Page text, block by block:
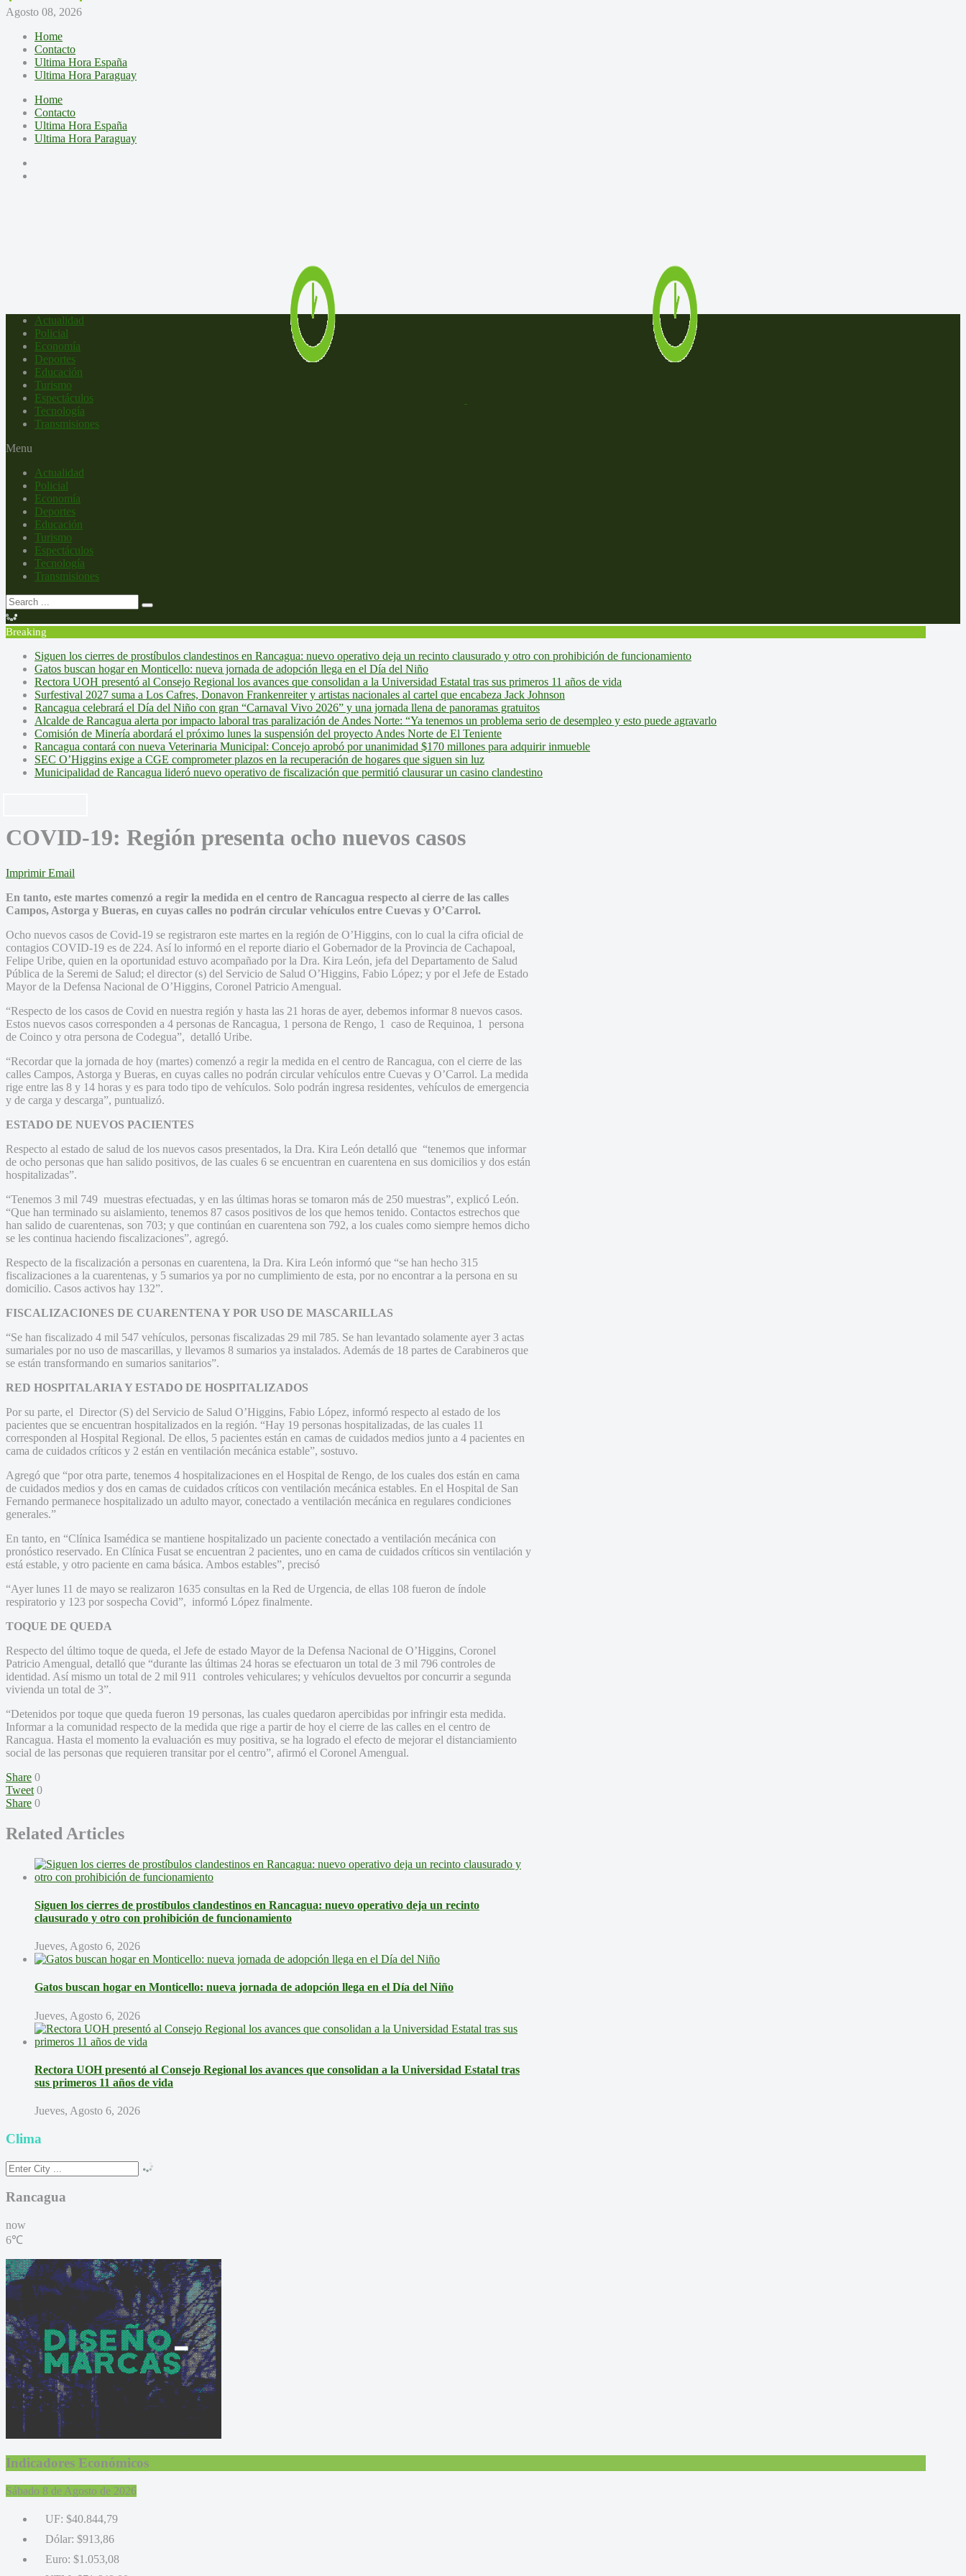
Agosto 08, 2026
Home
Contacto
Ultima Hora España
Ultima Hora Paraguay
Home
Contacto
Ultima Hora España
Ultima Hora Paraguay
Actualidad
Policial
Economía
Deportes
Educación
Turismo
Espectáculos
Tecnología
Transmisiones
Menu
Actualidad
Policial
Economía
Deportes
Educación
Turismo
Espectáculos
Tecnología
Transmisiones
Breaking
Siguen los cierres de prostíbulos clandestinos en Rancagua: nuevo operativo deja un recinto clausurado y otro con prohibición de funcionamiento
Gatos buscan hogar en Monticello: nueva jornada de adopción llega en el Día del Niño
Rectora UOH presentó al Consejo Regional los avances que consolidan a la Universidad Estatal tras sus primeros 11 años de vida
Surfestival 2027 suma a Los Cafres, Donavon Frankenreiter y artistas nacionales al cartel que encabeza Jack Johnson
Rancagua celebrará el Día del Niño con gran “Carnaval Vivo 2026” y una jornada llena de panoramas gratuitos
Alcalde de Rancagua alerta por impacto laboral tras paralización de Andes Norte: “Ya tenemos un problema serio de desempleo y esto puede agravarlo
Comisión de Minería abordará el próximo lunes la suspensión del proyecto Andes Norte de El Teniente
Rancagua contará con nueva Veterinaria Municipal: Concejo aprobó por unanimidad $170 millones para adquirir inmueble
SEC O’Higgins exige a CGE comprometer plazos en la recuperación de hogares que siguen sin luz
Municipalidad de Rancagua lideró nuevo operativo de fiscalización que permitió clausurar un casino clandestino
COVID-19: Región presenta ocho nuevos casos
Imprimir Email
En tanto, este martes comenzó a regir la medida en el centro de Rancagua respecto al cierre de las calles
Campos, Astorga y Bueras, en cuyas calles no podrán circular vehículos entre Cuevas y O’Carrol.
Ocho nuevos casos de Covid-19 se registraron este martes en la región de O’Higgins, con lo cual la cifra oficial de
contagios COVID-19 es de 224. Así lo informó en el reporte diario el Gobernador de la Provincia de Cachapoal,
Felipe Uribe, quien en la oportunidad estuvo acompañado por la Dra. Kira León, jefa del Departamento de Salud
Pública de la Seremi de Salud; el director (s) del Servicio de Salud O’Higgins, Fabio López; y por el Jefe de Estado
Mayor de la Defensa Nacional de O’Higgins, Coronel Patricio Amengual.
“Respecto de los casos de Covid en nuestra región y hasta las 21 horas de ayer, debemos informar 8 nuevos casos.
Estos nuevos casos corresponden a 4 personas de Rancagua, 1 persona de Rengo, 1 caso de Requinoa, 1 persona
de Coinco y otra persona de Codegua”, detalló Uribe.
“Recordar que la jornada de hoy (martes) comenzó a regir la medida en el centro de Rancagua, con el cierre de las
calles Campos, Astorga y Bueras, en cuyas calles no podrán circular vehículos entre Cuevas y O’Carrol. La medida
rige entre las 8 y 14 horas y es para todo tipo de vehículos. Solo podrán ingresa residentes, vehículos de emergencia
y de carga y descarga”, puntualizó.
ESTADO DE NUEVOS PACIENTES
Respecto al estado de salud de los nuevos casos presentados, la Dra. Kira León detalló que “tenemos que informar
de ocho personas que han salido positivos, de las cuales 6 se encuentran en cuarentena en sus domicilios y dos están
hospitalizadas”.
“Tenemos 3 mil 749 muestras efectuadas, y en las últimas horas se tomaron más de 250 muestras”, explicó León.
“Que han terminado su aislamiento, tenemos 87 casos positivos de los que hemos tenido. Contactos estrechos que
han salido de cuarentenas, son 703; y que continúan en cuarentena son 792, a los cuales como siempre hemos dicho
se les continua haciendo fiscalizaciones”, agregó.
Respecto de la fiscalización a personas en cuarentena, la Dra. Kira León informó que “se han hecho 315
fiscalizaciones a la cuarentenas, y 5 sumarios ya por no cumplimiento de esta, por no encontrar a la persona en su
domicilio. Casos activos hay 132”.
FISCALIZACIONES DE CUARENTENA Y POR USO DE MASCARILLAS
“Se han fiscalizado 4 mil 547 vehículos, personas fiscalizadas 29 mil 785. Se han levantado solamente ayer 3 actas
sumariales por no uso de mascarillas, y llevamos 8 sumarios ya instalados. Además de 18 partes de Carabineros que
se están transformando en sumarios sanitarios”.
RED HOSPITALARIA Y ESTADO DE HOSPITALIZADOS
Por su parte, el Director (S) del Servicio de Salud O’Higgins, Fabio López, informó respecto al estado de los
pacientes que se encuentran hospitalizados en la región. “Hay 19 personas hospitalizadas, de las cuales 11
corresponden al Hospital Regional. De ellos, 5 pacientes están en camas de cuidados medios junto a 4 pacientes en
cama de cuidados críticos y 2 están en ventilación mecánica estable”, sostuvo.
Agregó que “por otra parte, tenemos 4 hospitalizaciones en el Hospital de Rengo, de los cuales dos están en cama
de cuidados medios y dos en camas de cuidados críticos con ventilación mecánica estables. En el Hospital de San
Fernando permanece hospitalizado un adulto mayor, conectado a ventilación mecánica en regulares condiciones
generales.”
En tanto, en “Clínica Isamédica se mantiene hospitalizado un paciente conectado a ventilación mecánica con
pronóstico reservado. En Clínica Fusat se encuentran 2 pacientes, uno en cama de cuidados críticos sin ventilación y
está estable, y otro paciente en cama básica. Ambos estables”, precisó
“Ayer lunes 11 de mayo se realizaron 1635 consultas en la Red de Urgencia, de ellas 108 fueron de índole
respiratorio y 123 por sospecha Covid”, informó López finalmente.
TOQUE DE QUEDA
Respecto del último toque de queda, el Jefe de estado Mayor de la Defensa Nacional de O’Higgins, Coronel
Patricio Amengual, detalló que “durante las últimas 24 horas se efectuaron un total de 3 mil 796 controles de
identidad. Así mismo un total de 2 mil 911 controles vehiculares; y vehículos devueltos por concurrir a segunda
vivienda un total de 3”.
“Detenidos por toque que queda fueron 19 personas, las cuales quedaron apercibidas por infringir esta medida.
Informar a la comunidad respecto de la medida que rige a partir de hoy el cierre de las calles en el centro de
Rancagua. Hasta el momento la evaluación es muy positiva, se ha logrado el efecto de mejorar el distanciamiento
social de las personas que requieren transitar por el centro”, afirmó el Coronel Amengual.
Share 0
Tweet 0
Share 0
Related Articles
Siguen los cierres de prostíbulos clandestinos en Rancagua: nuevo operativo deja un recinto
clausurado y otro con prohibición de funcionamiento
Jueves, Agosto 6, 2026
Gatos buscan hogar en Monticello: nueva jornada de adopción llega en el Día del Niño
Jueves, Agosto 6, 2026
Rectora UOH presentó al Consejo Regional los avances que consolidan a la Universidad Estatal tras
sus primeros 11 años de vida
Jueves, Agosto 6, 2026
Clima
Rancagua
now
6℃
Indicadores Económicos
Sábado 8 de Agosto de 2026
UF: $40.844,79
Dólar: $913,86
Euro: $1.053,08